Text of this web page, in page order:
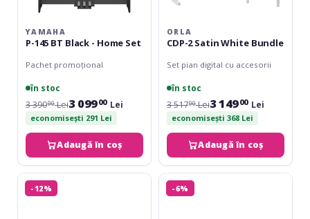
YAMAHA
P-145 BT Black - Home Set
Pachet promoțional
în stoc
3 39000Lei3 09900 Lei
economisești 291 Lei
Adaugă în coș
ORLA
CDP-2 Satin White Bundle
Set pian digital cu accesorii
în stoc
3 51700Lei3 14900 Lei
economisești 368 Lei
Adaugă în coș
Roland
FP--12%
Yamaha
Arius-6%